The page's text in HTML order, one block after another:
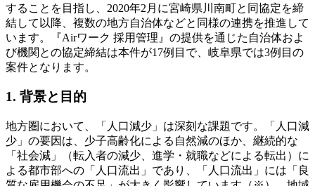
することを目指し、2020年2月に宮崎県川南町と同協定を締
結して以降、複数の地方自治体などと同様の連携を推進して
います。『Airワーク 採用管理』の提供を通じた自治体およ
び機関との協定締結は本件が17例目で、岐阜県では3例目の
案件となります。
1. 背景と目的
地方圏において、「人口減少」は深刻な課題です。「人口減
少」の要因は、少子高齢化による自然減のほか、継続的な
「社会減」（転入者の減少、進学・就職などによる転出）に
よる都市部への「人口流出」であり、「人口流出」には「良